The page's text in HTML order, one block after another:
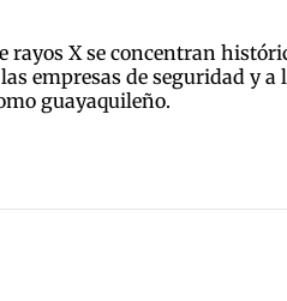
rayos X se concentran
empresas de seguridad y a
guayaquileño.